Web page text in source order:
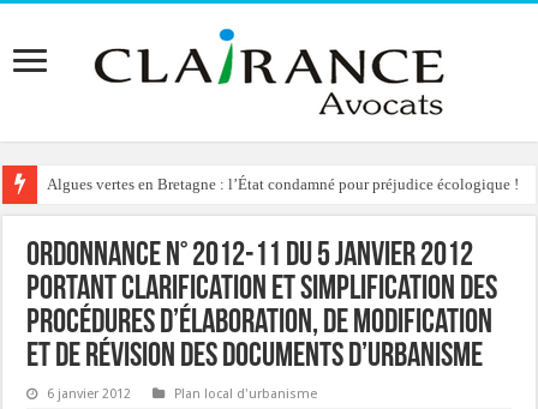
Algues vertes en Bretagne : l’État condamné pour préjudice écologique !
Reconstruction de chalets d’alpage : le préfet condamné à délivrer
Ordonnance n° 2012-11 du 5 janvier 2012
portant clarification et simplification des
procédures d’élaboration, de modification
et de révision des documents d’urbanisme
6 janvier 2012 Plan local d'urbanisme